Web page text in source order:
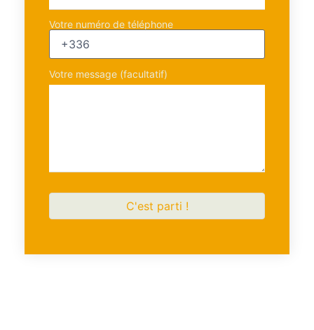
Votre numéro de téléphone
Votre message (facultatif)